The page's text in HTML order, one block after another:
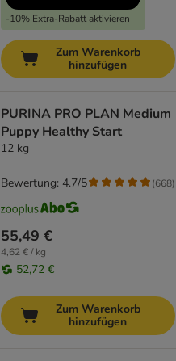
-10% Extra-Rabatt aktivieren
Zum Warenkorb
hinzufügen
PURINA PRO PLAN Medium
Puppy Healthy Start
12 kg
55,49 €
4,62 € / kg
52,72 €
Bewertung: 4.7/5 (668)
Zum Warenkorb
hinzufügen